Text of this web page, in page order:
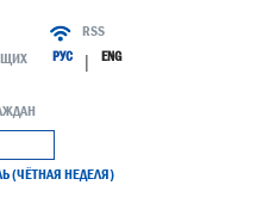
RSS
РУС | ENG
(ЧЁТНАЯ НЕДЕЛЯ)